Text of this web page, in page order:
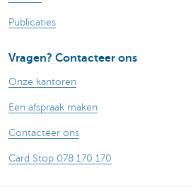
Publicaties
Vragen? Contacteer ons
Onze kantoren
Een afspraak maken
Contacteer ons
Card Stop 078 170 170